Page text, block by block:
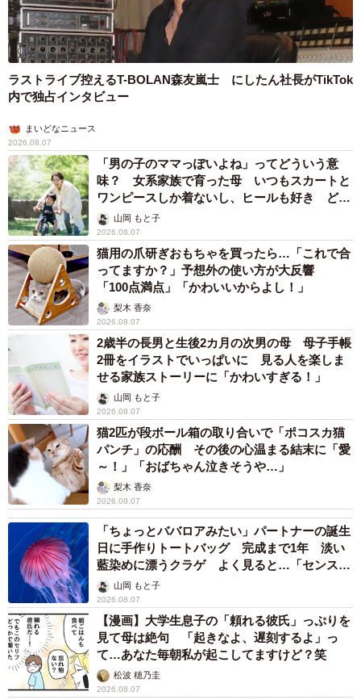
最終的な税額の差は車種によりますが、10万円前後の差が
出ることも少なくありません。
【関連記事】一覧表でわかりやすく解説！車にか
かる税金のすべて
▽（3）静粛性が高い
多くのハイブリッド車は、発進時や低速走行時に電気走行
をします。電気走行ではエンジン音やエンジン稼働に伴う
振動が抑えられるため、静粛性が非常に高いです。
車通勤をする人などからは「夜間の走行でも迷惑になりく
い」といった声も聞かれます。
▽（4）発進時を中心に加速がスムーズ
モーターを使った走行では、発進直後から最大トルクを発
揮します。トルクは自転車でいう「ペダルを踏み込む力」
であり、ハイブリッド車は発進直後から優れた加速力を発
揮できるということです。
そのため、ハイブリッド車の発進はガソリン車よりも滑ら
かです。
▽（5）環境にやさしい
燃料の他に電気を使うハイブリッド車は、二酸化炭素の排
出量もガソリン車などより少ないです。そのため、環境へ
の負荷も小さいといえます。
ハイブリッド車のデメリット
ラストライブ控えるT-BOLAN森友嵐士 にしたん社長がTikTok
内で独占インタビュー
まいどなニュース
2026.08.07
「男の子のママっぽいよね」ってどういう意
味？ 女系家族で育った母 いつもスカートと
ワンピースしか着ないし、ヒールも好き どの
へんが…
山岡 もと子
2026.08.07
猫用の爪研ぎおもちゃを買ったら…「これで合
ってますか？」予想外の使い方が大反響
「100点満点」「かわいいからよし！」
梨木 香奈
2026.08.07
2歳半の長男と生後2カ月の次男の母 母子手帳
2冊をイラストでいっぱいに 見る人を楽しま
せる家族ストーリーに「かわいすぎる！」
山岡 もと子
2026.08.07
猫2匹が段ボール箱の取り合いで「ポコスカ猫
パンチ」の応酬 その後の心温まる結末に「愛
～！」「おばちゃん泣きそうや…」
梨木 香奈
2026.08.07
「ちょっとババロアみたい」パートナーの誕生
日に手作りトートバッグ 完成まで1年 淡い
藍染めに漂うクラゲ よく見ると…「センスす
ごい」山岡 もと子
2026.08.07
【漫画】大学生息子の「頼れる彼氏」っぷりを
見て母は絶句 「起きなよ、遅刻するよ」っ
て…あなた毎朝私が起こしてますけど？笑
松波 穂乃圭
2026.08.07